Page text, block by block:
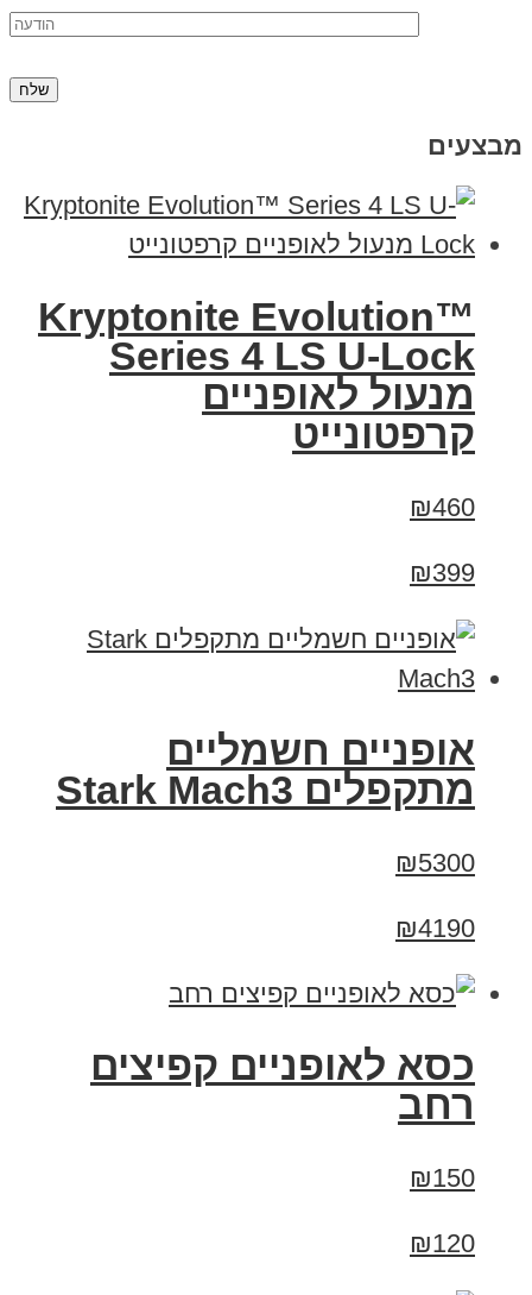
מבצעים
Kryptonite Evolution™
Series 4 LS U-Lock
מנעול לאופניים
קרפטונייט
₪460
₪399
‏אופניים חשמליים
‏מתקפלים Stark Mach3
₪5300
₪4190
כסא לאופניים קפיצים
רחב
₪150
₪120